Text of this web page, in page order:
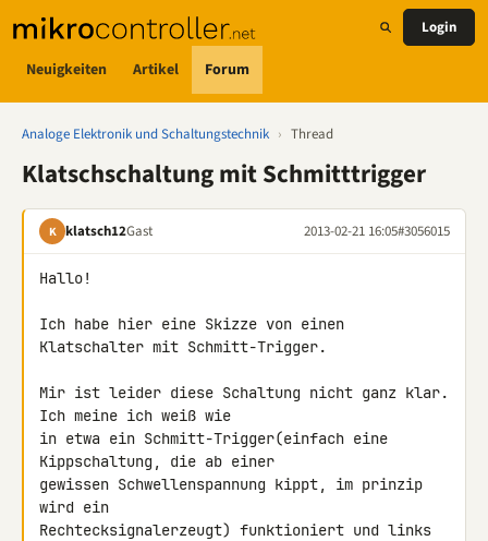
Neuigkeiten Artikel Forum
Login
Analoge Elektronik und Schaltungstechnik › Thread
Klatschschaltung mit Schmitttrigger
K klatsch12Gast 2013-02-21 16:05#3056015
Hallo!
Ich habe hier eine Skizze von einen
Klatschalter mit Schmitt-Trigger.
Mir ist leider diese Schaltung nicht ganz klar.
Ich meine ich weiß wie
in etwa ein Schmitt-Trigger(einfach eine
Kippschaltung, die ab einer
gewissen Schwellenspannung kippt, im prinzip
wird ein
Rechtecksignalerzeugt) funktioniert und links